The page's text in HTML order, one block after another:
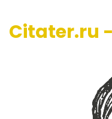
Citater.ru